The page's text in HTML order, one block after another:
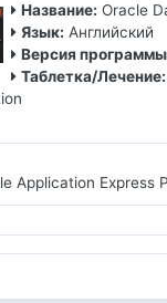
Название: Oracle
Язык: Английский
Версия
Таблетка/Лечение:
Application Express